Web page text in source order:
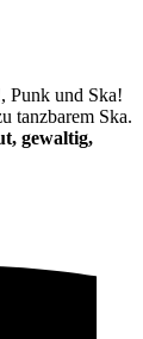
Punk und Ska!
tanzbarem Ska.
gewaltig,